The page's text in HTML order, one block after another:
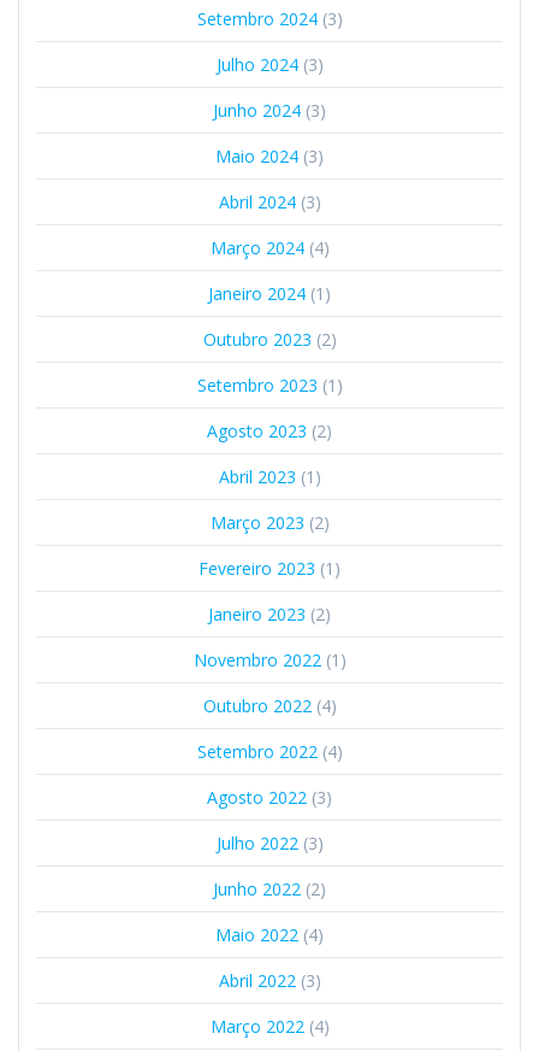
Setembro 2024(3)
Julho 2024(3)
Junho 2024 (3)
Maio 2024 (3)
Abril 2024(3)
Março 2024(4)
Janeiro 2024 (1)
Outubro 2023 (2)
Setembro 2023 (1)
Agosto 2023 (2)
Abril 2023 (1)
Março 2023 (2)
Fevereiro 2023 (1)
Janeiro 2023 (2)
Novembro 2022(1)
Outubro 2022(4)
Setembro 2022(4)
Agosto 2022 (3)
Julho 2022(3)
Junho 2022 (2)
Maio 2022 (4)
Abril 2022(3)
Março 2022(4)